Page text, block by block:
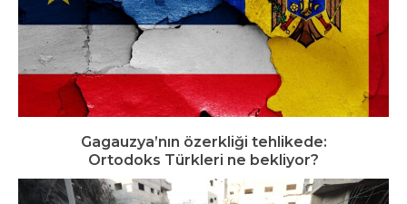
Gagauzya’nın özerkliği tehlikede:
Ortodoks Türkleri ne bekliyor?